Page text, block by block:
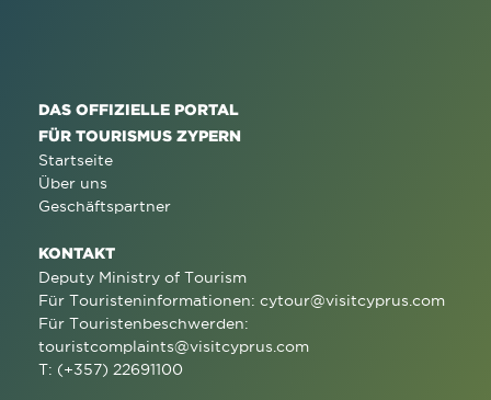
DAS OFFIZIELLE PORTAL
FÜR TOURISMUS ZYPERN
Startseite
Über uns
Geschäftspartner
KONTAKT
Deputy Ministry of Tourism
Für Touristeninformationen: cytour@visitcyprus.com
Für Touristenbeschwerden:
touristcomplaints@visitcyprus.com
T: (+357) 22691100